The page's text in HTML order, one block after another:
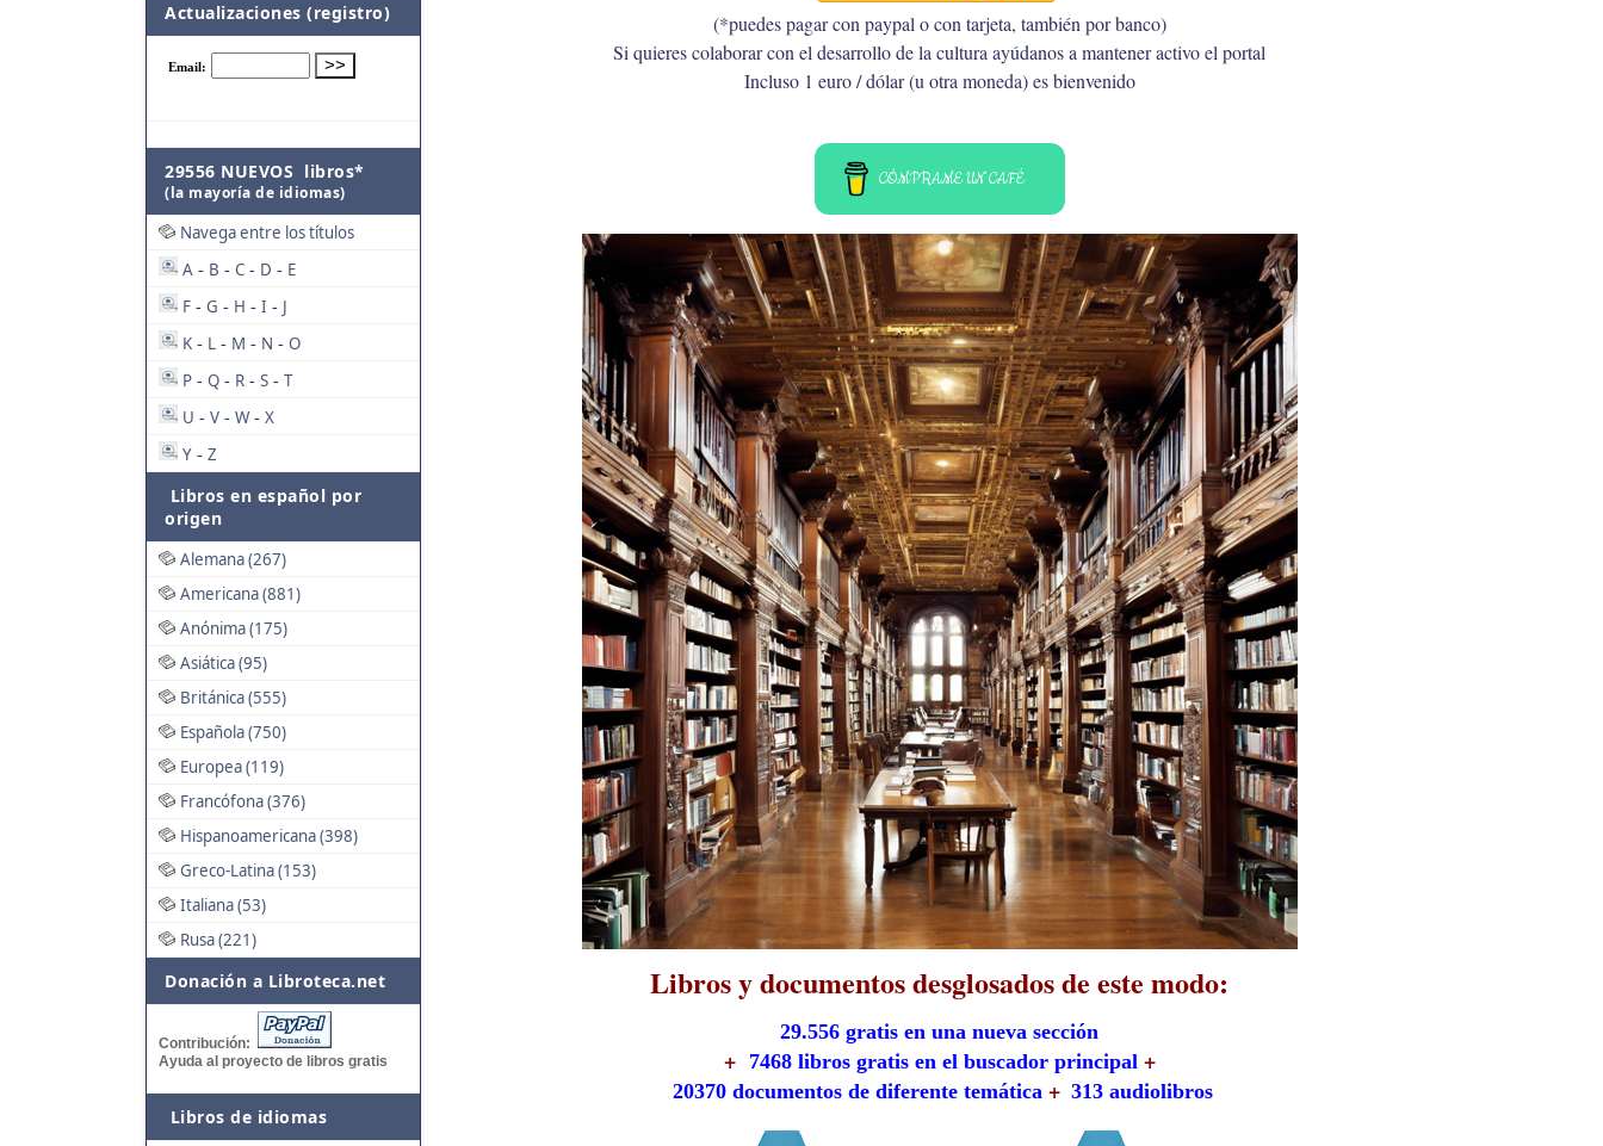
Actualizaciones (registro)
29556 NUEVOS libros*
(la mayoría de idiomas)
Navega entre los títulos
A - B - C - D - E
F - G - H - I - J
K - L - M - N - O
P - Q - R - S - T
U - V - W - X
Y - Z
Libros en español por
origen
Alemana (267)
Americana (881)
Anónima (175)
Asiática (95)
Británica (555)
Española (750)
Europea (119)
Francófona (376)
Hispanoamericana (398)
Greco-Latina (153)
Italiana (53)
Rusa (221)
Donación a Libroteca.net
Contribución:
Ayuda al proyecto de libros gratis
Libros de idiomas
(*puedes pagar con paypal o con tarjeta, también por banco)
Si quieres colaborar con el desarrollo de la cultura ayúdanos a mantener activo el portal
Incluso 1 euro / dólar (u otra moneda) es bienvenido
CÓMPRAME UN CAFÉ
Libros y documentos desglosados de este modo:
29.556 gratis en una nueva sección
+ 7468 libros gratis en el buscador principal+
20370 documentos de diferente temática + 313 audiolibros